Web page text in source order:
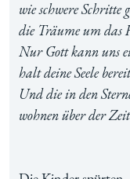
wie schwere Schritte
die Träume um das
Nur Gott kann uns
halt deine Seele
Und die in den
wohnen über der